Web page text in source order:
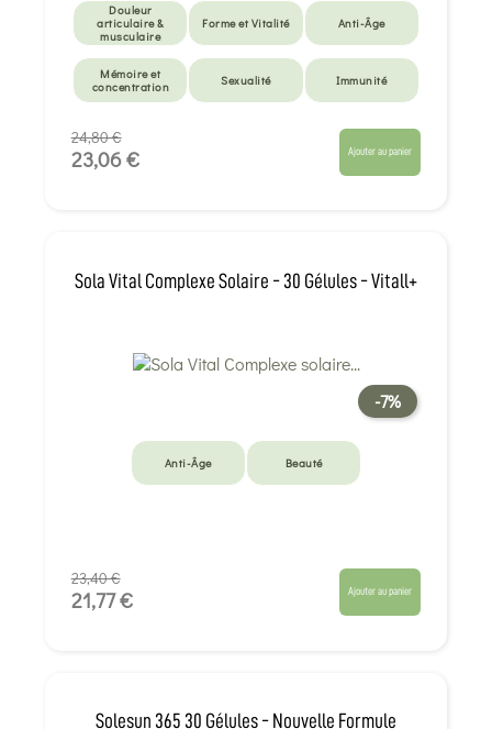
Douleur
articulaire &
musculaire
Forme et Vitalité Anti-Âge
Mémoire et
concentration
Sexualité Immunité
24,80 €
23,06 € Ajouter au panier
Sola Vital Complexe Solaire - 30 Gélules - Vitall+
-7%
Anti-Âge Beauté
23,40 €
21,77 € Ajouter au panier
Solesun 365 30 Gélules - Nouvelle Formule